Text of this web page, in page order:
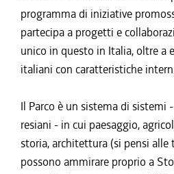
programma di iniziative
partecipa a progetti e
unico in questo in Italia, oltre a
italiani con caratteristiche
Il Parco è un sistema di sistemi
resiani - in cui paesaggio,
storia, architettura (si pensi alle
possono ammirare proprio a